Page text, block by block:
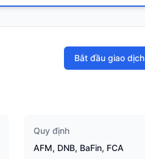
Bắt đầu giao dịch
Quy định
AFM, DNB, BaFin, FCA